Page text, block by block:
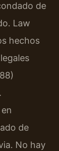
de
Law
hechos
de
No hay